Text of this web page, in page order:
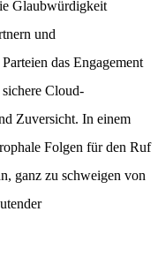
Glaubwürdigkeit
und
das Engagement
Cloud-
Zuversicht. In einem
Folgen für den Ruf
ganz zu schweigen von